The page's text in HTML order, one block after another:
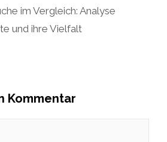
im Vergleich: Analyse
und ihre Vielfalt
Kommentar